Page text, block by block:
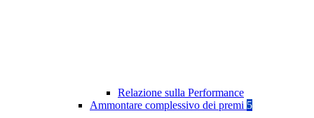
Relazione sulla Performance
Ammontare complessivo dei premi 5